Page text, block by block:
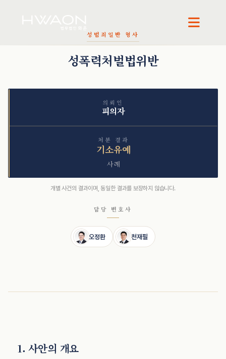
성범죄 일반 형사
성폭력처벌법위반
의뢰인
피의자
처분 결과
기소유예
사례
개별 사건의 결과이며, 동일한 결과를 보장하지 않습니다.
담당 변호사
오정환 천재필
1. 사안의 개요